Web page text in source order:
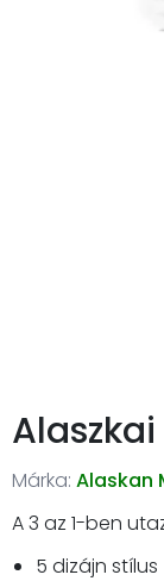
Márka: Alaskan
A 3 az 1-ben
5 dizájn stílus